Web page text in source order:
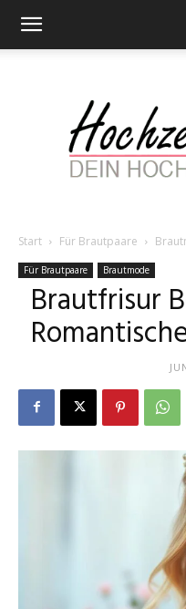
Start Für Brautpaare
Für Brautpaare Brautmode
Brautfrisur